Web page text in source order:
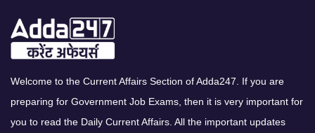
Welcome to the Current Affairs Section of Adda247. If you are
preparing for Government Job Exams, then it is very important for
you to read the Daily Current Affairs. All the important updates